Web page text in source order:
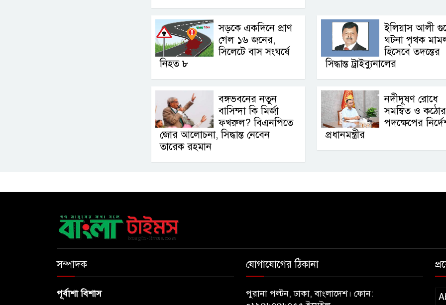
সড়কে একদিনে প্রাণ
গেল ১৬ জনের,
সিলেটে বাস সংঘর্ষে
নিহত ৮
ইলিয়াস আলী
ঘটনা পৃথক
হিসেবে তদন্তের
সিদ্ধান্ত ট্রাইব্যুনালের
বঙ্গভবনের নতুন
বাসিন্দা কি মির্জা
ফখরুল? বিএনপিতে
জোর আলোচনা, সিদ্ধান্ত নেবেন
তারেক রহমান
নদীদূষণ রোধে
সমন্বিত ও কঠোর
পদক্ষেপের
প্রধানমন্ত্রীর
সম্পাদক
পূর্বাশা বিশাস
যোগাযোগের ঠিকানা
পুরানা পল্টন, ঢাকা, বাংলাদেশ। ফোন: